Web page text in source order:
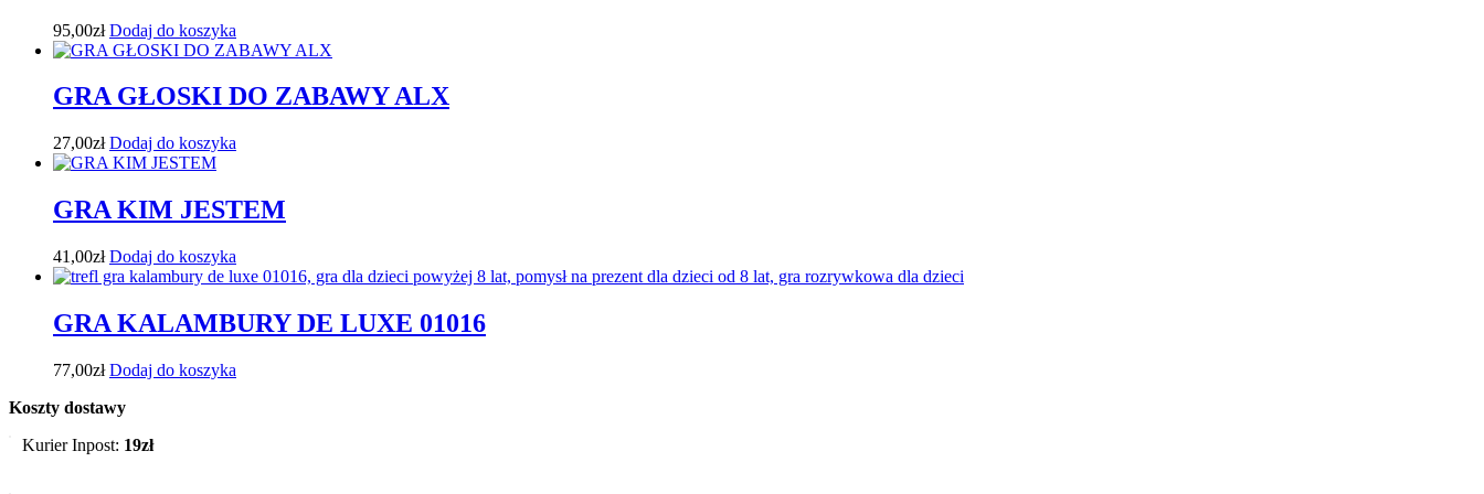
95,00zł Dodaj do koszyka
GRA GŁOSKI DO ZABAWY ALX
27,00zł Dodaj do koszyka
GRA KIM JESTEM
41,00zł Dodaj do koszyka
GRA KALAMBURY DE LUXE 01016
77,00zł Dodaj do koszyka
Koszty dostawy
Kurier Inpost: 19zł